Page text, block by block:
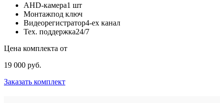
AHD-камера1 шт
Монтажпод ключ
Видеорегистратор4-ех канал
Тех. поддержка24/7
Цена комплекта от
19 000 руб.
Заказать комплект